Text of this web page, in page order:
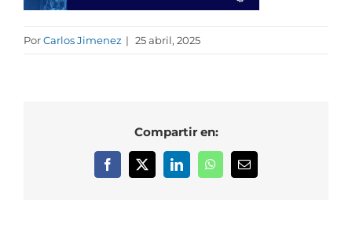
PorCarlos Jimenez | 25 abril, 2025
Compartir en:
Facebook
X LinkedInWhatsAppCorreo